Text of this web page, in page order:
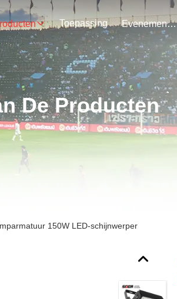
Toepassing Evenementen
De Producten
150W LED-schijnwerper